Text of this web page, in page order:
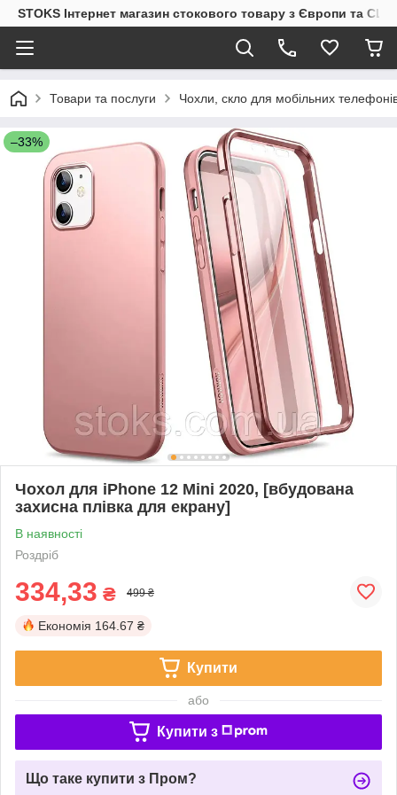
STOKS Інтернет магазин стокового товару з Європи та
Товари та послуги Чохли, скло для мобільних
–33%
Чохол для iPhone 12 Mini 2020, [вбудована
захисна плівка для екрану]
В наявності
Роздріб
334,33 ₴ 499 ₴
Економія 164.67 ₴
Купити
або
Купити з
Що таке купити з Пром?